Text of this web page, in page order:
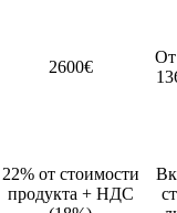
2600€
От
22% от стоимости
продукта + НДС